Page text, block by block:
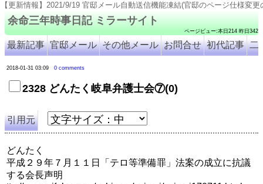
余命三年時事日記 ミラーサイト
ページビュー:本日214 昨日342
最新記事 官邸メール その他メール お問合せ 初代記事 二
2018-01-31 03:09 0 comments
2328 どんたく岐阜弁護士会⑦(0)
引用元
どんたく
平成２９年７月１１日「テロ等準備罪」法案の成立に抗議
する会長声明
9/19 官邸メール自動送信機能凍結(官邸のページ仕様変更のため). 2021/9/